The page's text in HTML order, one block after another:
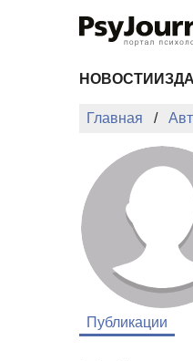
НОВОСТИ
Главная
Публикации